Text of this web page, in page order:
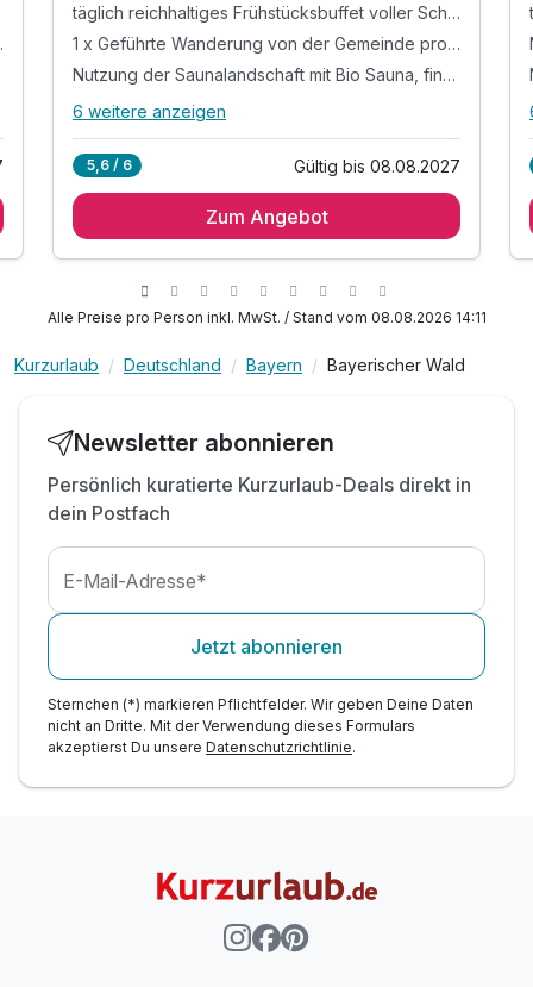
Gästekarte
täglich reichhaltiges Frühstücksbuffet voller Schmankerl und frischer Zutaten
1 x Geführte Wanderung von der Gemeinde pro Tag im Zuge Ihrer Gästekarte
Nutzung der Saunalandschaft mit Bio Sauna, finnischer Sauna, Infrarotkabine und Ruheraum
Alle Inklusivleistungen
mit Balkon oder Terrasse
täglich reichhaltiges Frühstücksbuffet voller
1 x Geführte Wanderung von der Gemeinde pro
Tag im Zuge Ihrer Gästekarte
finnischer Sauna, Infrarotkabine und Ruheraum
kostenloser Transfer vom Bhf. Bodenmais
Wanderempfehlungen vom Hotelteam
1 x Bodenmaiser Gästekarte mit Ermäßigungen
und Vorteilen an Ihrem Urlaubsort
1 x Wanderkarte der Umgebung für ausgiebige
6 weitere anzeigen
5,6 / 6 Gültig bis 08.08.2027
Zum Angebot
Alle Preise pro Person inkl. MwSt. / Stand vom 08.08.2026 14:11
Kurzurlaub Deutschland Bayern Bayerischer Wald
Newsletter abonnieren
Persönlich kuratierte Kurzurlaub-Deals direkt in
dein Postfach
E-Mail-Adresse*
Jetzt abonnieren
Sternchen (*) markieren Pflichtfelder. Wir geben Deine Daten
nicht an Dritte. Mit der Verwendung dieses Formulars
akzeptierst Du unsere Datenschutzrichtlinie.